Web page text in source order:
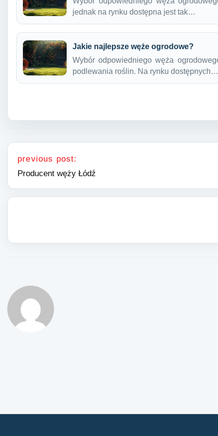
jednak na rynku dostępna jest tak…
Jakie najlepsze węże ogrodowe?
Wybór odpowiedniego węża
podlewania roślin. Na rynku dostępnych…
Nawigacja wpisu
previous post:
Producent węży Łódź